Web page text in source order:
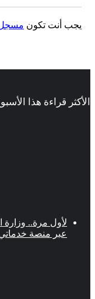
يجب أنت تكون مسجل
الأكثر قراءة هذا
لأول مرة.. وزارة
عبر منصة